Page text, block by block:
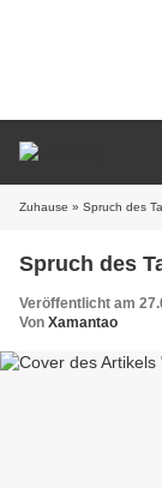
Zuhause » Spruch des
Spruch des
Veröffentlicht am
Von Xamantao